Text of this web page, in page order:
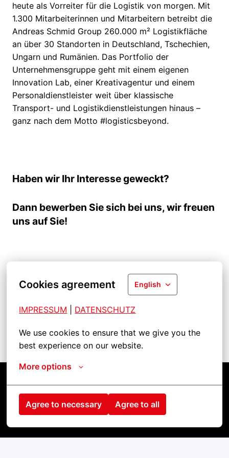
Cookies agreement English
IMPRESSUM DATENSCHUTZ
We use cookies to ensure that we give you the
best experience on our website.
More options
Agree to necessary Agree to all
heute als Vorreiter für die Logistik von morgen. Mit
1.300 Mitarbeiterinnen und Mitarbeitern betreibt die
Andreas Schmid Group 260.000 m² Logistikfläche
an über 30 Standorten in Deutschland, Tschechien,
Ungarn und Rumänien. Das Portfolio der
Unternehmensgruppe geht mit einem eigenen
Innovation Lab, einer Kreativagentur und einem
Personaldienstleister weit über klassische
Transport- und Logistikdienstleistungen hinaus –
ganz nach dem Motto #logisticsbeyond.
Haben wir Ihr Interesse geweckt?
Dann bewerben Sie sich bei uns, wir freuen
uns auf Sie!
Prijavite se na radno mjesto
Podijeli radno mjesto
Homepage